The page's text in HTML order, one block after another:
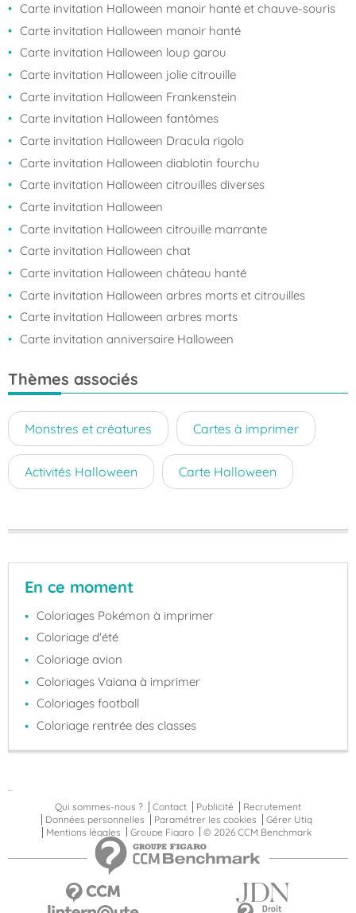
Carte invitation Halloween manoir hanté et chauve-souris
Carte invitation Halloween manoir hanté
Carte invitation Halloween loup garou
Carte invitation Halloween jolie citrouille
Carte invitation Halloween Frankenstein
Carte invitation Halloween fantômes
Carte invitation Halloween Dracula rigolo
Carte invitation Halloween diablotin fourchu
Carte invitation Halloween citrouilles diverses
Carte invitation Halloween
Carte invitation Halloween citrouille marrante
Carte invitation Halloween chat
Carte invitation Halloween château hanté
Carte invitation Halloween arbres morts et citrouilles
Carte invitation Halloween arbres morts
Carte invitation anniversaire Halloween
Thèmes associés
Monstres et créatures Cartes à imprimer
Activités Halloween Carte Halloween
En ce moment
Coloriages Pokémon à imprimer
Coloriage d'été
Coloriage avion
Coloriages Vaiana à imprimer
Coloriages football
Coloriage rentrée des classes
Qui sommes-nous ?
Contact Publicité
Recrutement
Données personnelles
Paramétrer les cookies
Gérer Utiq
Mentions légales
Groupe Figaro © 2026 CCM Benchmark